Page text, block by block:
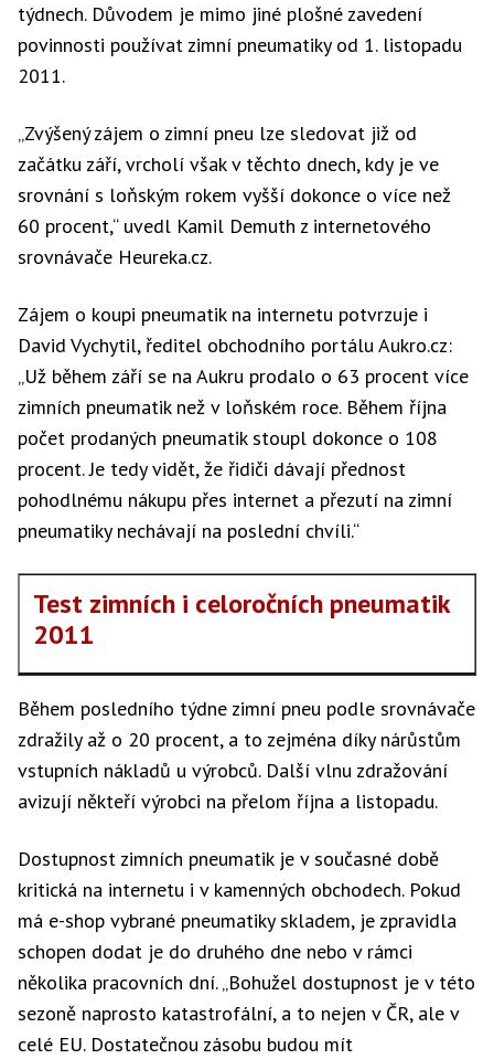
týdnech. Důvodem je mimo jiné plošné zavedení
povinnosti používat zimní pneumatiky od 1. listopadu
2011.
„Zvýšený zájem o zimní pneu lze sledovat již od
začátku září, vrcholí však v těchto dnech, kdy je ve
srovnání s loňským rokem vyšší dokonce o více než
60 procent,“ uvedl Kamil Demuth z internetového
srovnávače Heureka.cz.
Zájem o koupi pneumatik na internetu potvrzuje i
David Vychytil, ředitel obchodního portálu Aukro.cz:
„Už během září se na Aukru prodalo o 63 procent více
zimních pneumatik než v loňském roce. Během října
počet prodaných pneumatik stoupl dokonce o 108
procent. Je tedy vidět, že řidiči dávají přednost
pohodlnému nákupu přes internet a přezutí na zimní
pneumatiky nechávají na poslední chvíli.“
Test zimních i celoročních pneumatik
2011
Během posledního týdne zimní pneu podle srovnávače
zdražily až o 20 procent, a to zejména díky nárůstům
vstupních nákladů u výrobců. Další vlnu zdražování
avizují někteří výrobci na přelom října a listopadu.
Dostupnost zimních pneumatik je v současné době
kritická na internetu i v kamenných obchodech. Pokud
má e-shop vybrané pneumatiky skladem, je zpravidla
schopen dodat je do druhého dne nebo v rámci
několika pracovních dní. „Bohužel dostupnost je v této
sezoně naprosto katastrofální, a to nejen v ČR, ale v
celé EU. Dostatečnou zásobu budou mít